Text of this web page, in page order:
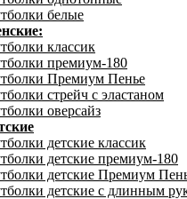
белые
классик
премиум-180
Премиум Пенье
стрейч с эластаном
оверсайз
детские классик
детские премиум-180
детские Премиум
детские с длинным